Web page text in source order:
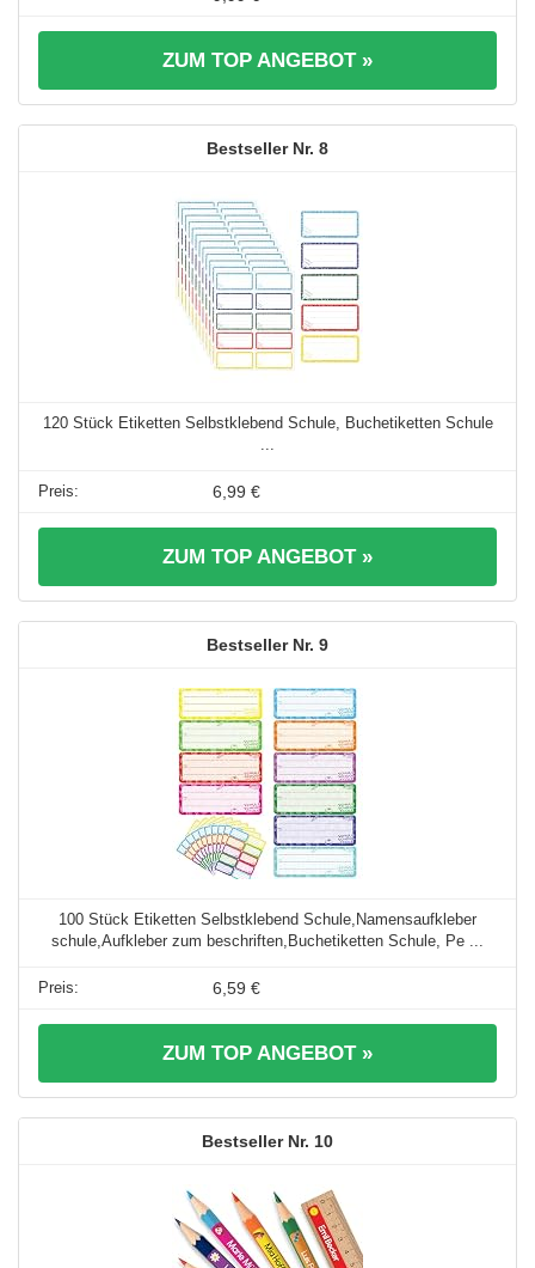
ZUM TOP ANGEBOT »
8
120 Stück Etiketten Selbstklebend Schule, Buchetiketten Schule
...
6,99 €
ZUM TOP ANGEBOT »
9
100 Stück Etiketten Selbstklebend Schule,Namensaufkleber
schule,Aufkleber zum beschriften,Buchetiketten Schule, Pe ...
6,59 €
ZUM TOP ANGEBOT »
10